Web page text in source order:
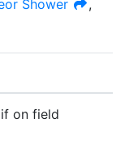
Shower
,
if on field